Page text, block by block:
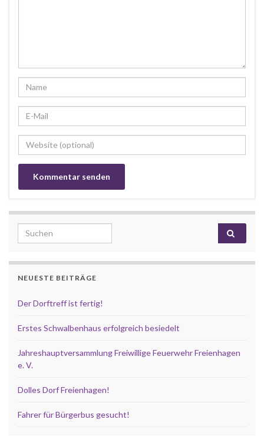
Search for:
NEUESTE BEITRÄGE
Der Dorftreff ist fertig!
Erstes Schwalbenhaus erfolgreich besiedelt
Jahreshauptversammlung Freiwillige Feuerwehr Freienhagen
e. V.
Dolles Dorf Freienhagen!
Fahrer für Bürgerbus gesucht!